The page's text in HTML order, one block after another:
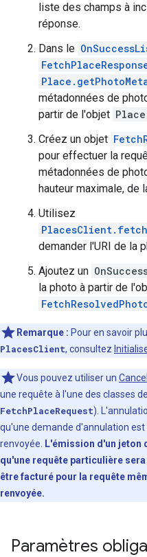
liste des champs à
réponse.
Dans le
métadonnées de
partir de l'objet Place
Créez un objet
pour effectuer la
métadonnées de
hauteur maximale, de
Utilisez
demander l'URI de la
Ajoutez un
la photo à partir de
Remarque : Pour en savoir
PlacesClient, consultez
Vous pouvez utiliser un
une requête à l'une des classes
FetchPlaceRequest).
qu'une demande d'annulation
renvoyée.
L'émission d'un jeton
qu'une requête particulière
être facturé pour la requête
renvoyée.
Paramètres